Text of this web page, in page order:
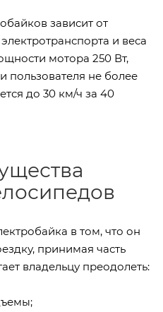
зависит от
и веса
мотора 250 Вт,
пользователя не более
до 30 км/ч за 40
в том, что он
принимая часть
владельцу преодолеть: